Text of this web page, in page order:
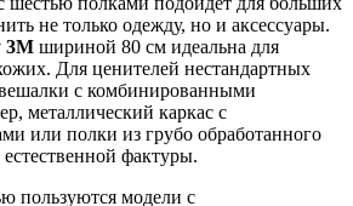
не только одежду, но и аксессуары.
3M шириной 80 см идеальна для
Для ценителей нестандартных
с комбинированными
металлический каркас с
или полки из грубо обработанного
фактуры.
пользуются модели с